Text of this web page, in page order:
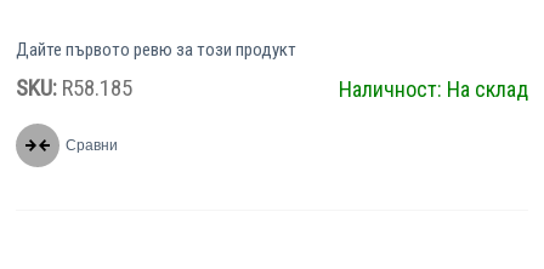
Дайте първото ревю за този продукт
SKU: R58.185 Наличност: На склад
Сравни